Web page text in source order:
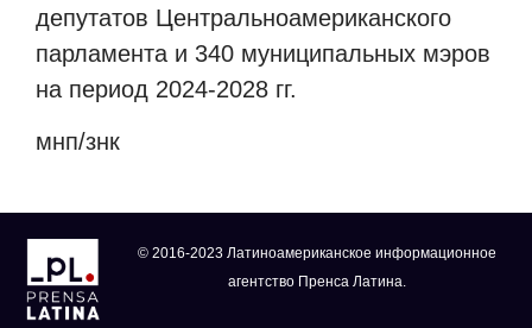
депутатов Центральноамериканского
парламента и 340 муниципальных мэров
на период 2024-2028 гг.
мнп/знк
© 2016-2023 Латиноамериканское информационное
агентство Пренса Латина.